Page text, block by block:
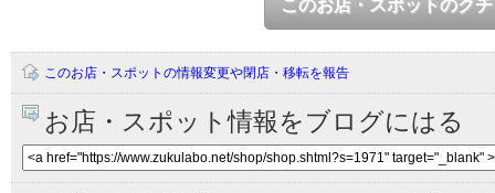
このお店・スポットのク
このお店・スポットの情報変更や閉店・移転を報告
お店・スポット情報をブログにはる